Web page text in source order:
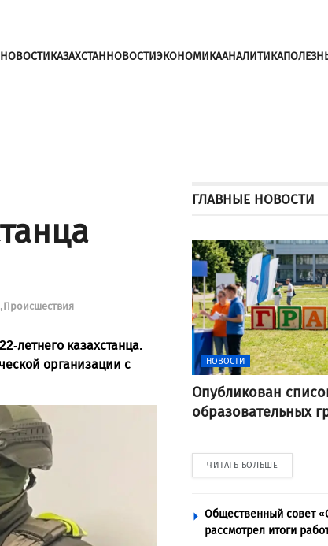
КАЗАХСТАННОВОСТИЭКОНОМИКААНАЛИТИКА
Происшествия
летнего казахстанца.
организации с
ГЛАВНЫЕ НОВОСТИ
НОВОСТИ
Опубликован
образовательных
ЧИТАТЬ БОЛЬШЕ
Общественный совет
рассмотрел итоги